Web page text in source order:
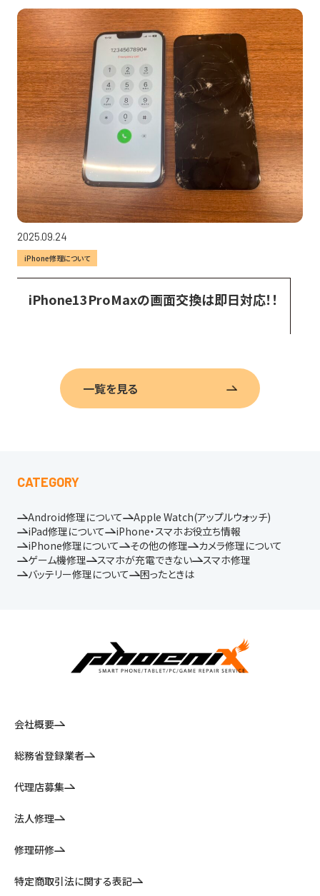
2025.09.24
iPhone修理について
iPhone13ProMaxの画面交換は即日対応！！
一覧を見る
CATEGORY
Android修理について
Apple Watch(アップルウォッチ)
iPad修理について
iPhone・スマホお役立ち情報
iPhone修理について
その他の修理
カメラ修理について
ゲーム機修理
スマホが充電できない
スマホ修理
バッテリー修理について
困ったときは
会社概要
総務省登録業者
代理店募集
法人修理
修理研修
特定商取引法に関する表記